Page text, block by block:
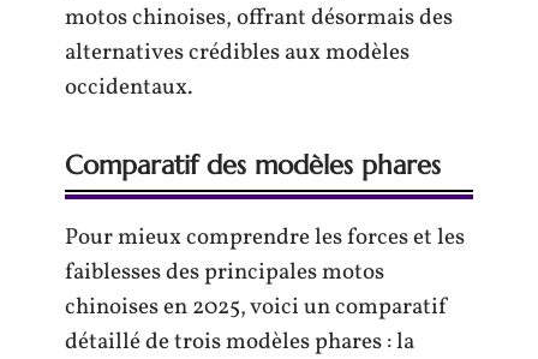
motos chinoises, offrant désormais des
alternatives crédibles aux modèles
occidentaux.
Comparatif des modèles phares
Pour mieux comprendre les forces et les
faiblesses des principales motos
chinoises en 2025, voici un comparatif
détaillé de trois modèles phares : la